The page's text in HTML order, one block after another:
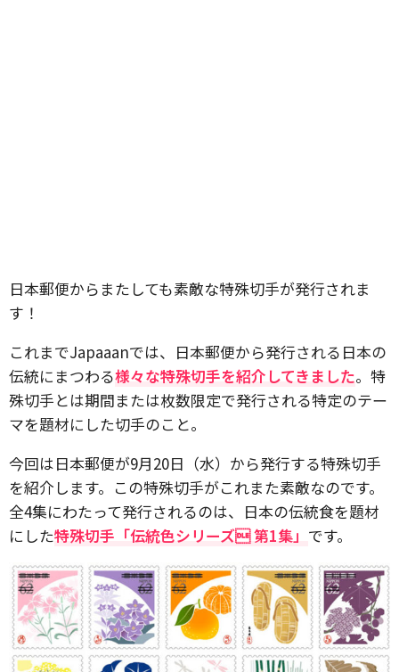
日本郵便からまたしても素敵な特殊切手が発行されま
す！
これまでJapaaanでは、日本郵便から発行される日本の
伝統にまつわる様々な特殊切手を紹介してきました。特
殊切手とは期間または枚数限定で発行される特定のテー
マを題材にした切手のこと。
今回は日本郵便が9月20日（水）から発行する特殊切手
を紹介します。この特殊切手がこれまた素敵なのです。
全4集にわたって発行されるのは、日本の伝統食を題材
にした特殊切手「伝統色シリーズ 第1集」 です。